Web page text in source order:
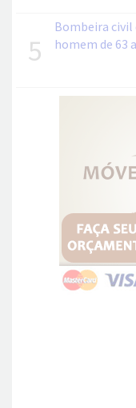
5
Bombeira civil
homem de 63